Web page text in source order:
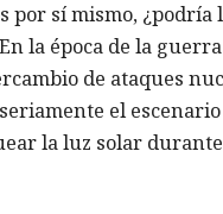
por sí mismo,
la época de la
de ataques
el
la luz solar